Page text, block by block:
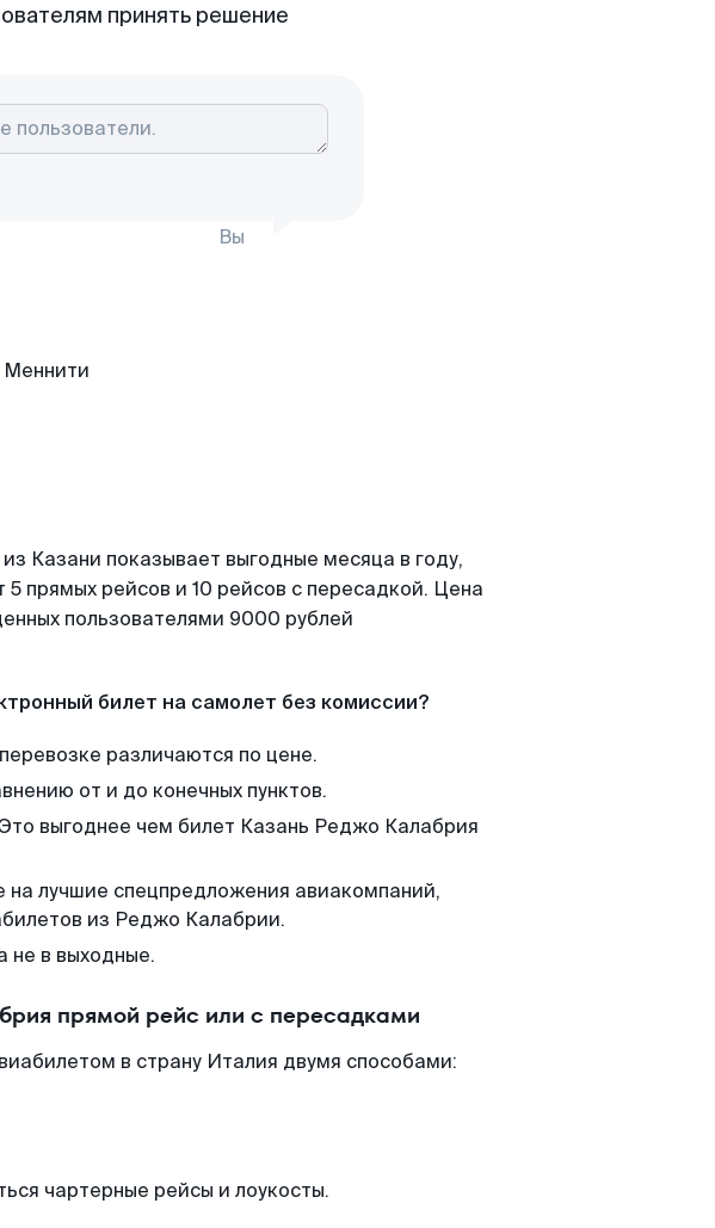
принять решение
Вы
Казани показывает выгодные месяца в году,
прямых рейсов и 10 рейсов с пересадкой. Цена
пользователями 9000 рублей
билет на самолет без комиссии?
различаются по цене.
от и до конечных пунктов.
выгоднее чем билет Казань Реджо Калабрия
лучшие спецпредложения авиакомпаний,
из Реджо Калабрии.
не в выходные.
прямой рейс или с пересадками
в страну Италия двумя способами:
чартерные рейсы и лоукосты.